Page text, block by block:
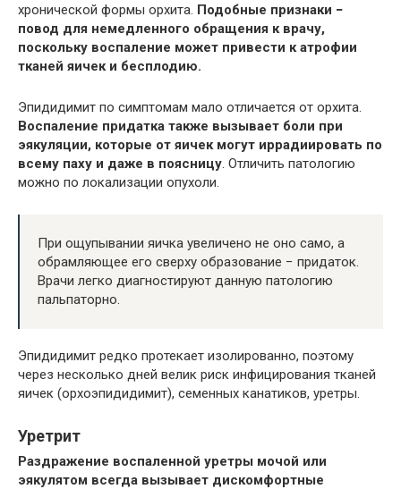
хронической формы орхита. Подобные признаки −
повод для немедленного обращения к врачу,
поскольку воспаление может привести к атрофии
тканей яичек и бесплодию.
Эпидидимит по симптомам мало отличается от орхита.
Воспаление придатка также вызывает боли при
эякуляции, которые от яичек могут иррадиировать по
всему паху и даже в поясницу. Отличить патологию
можно по локализации опухоли.
При ощупывании яичка увеличено не оно само, а
обрамляющее его сверху образование − придаток.
Врачи легко диагностируют данную патологию
пальпаторно.
Эпидидимит редко протекает изолированно, поэтому
через несколько дней велик риск инфицирования тканей
яичек (орхоэпидидимит), семенных канатиков, уретры.
Уретрит
Раздражение воспаленной уретры мочой или
эякулятом всегда вызывает дискомфортные